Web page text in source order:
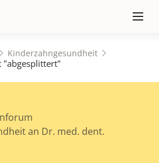
≡
Kinderzahngesundheit
"abgesplittert"
an Dr. med. dent.